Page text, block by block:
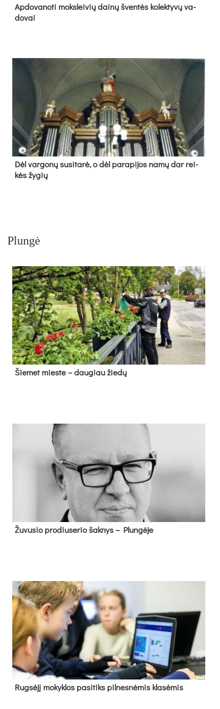
Ap­do­va­no­ti moks­lei­vių dai­nų šven­tės ko­lek­ty­vų va­
do­vai
Dėl var­go­nų su­si­ta­rė, o dėl pa­ra­pi­jos na­mų dar rei­
kės žy­gių
Plungė
Šie­met mies­te – dau­giau žie­dų
Žu­vu­sio pro­diu­se­rio šak­nys – Plun­gė­je
Rug­sė­jį mo­kyk­los pa­si­tiks pil­nes­nė­mis kla­sė­mis